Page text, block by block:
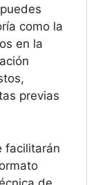
como la
en la
previas
facilitarán